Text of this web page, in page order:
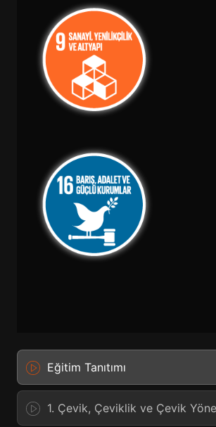
Eğitim Tanıtımı
1. Çevik, Çeviklik ve Çevik